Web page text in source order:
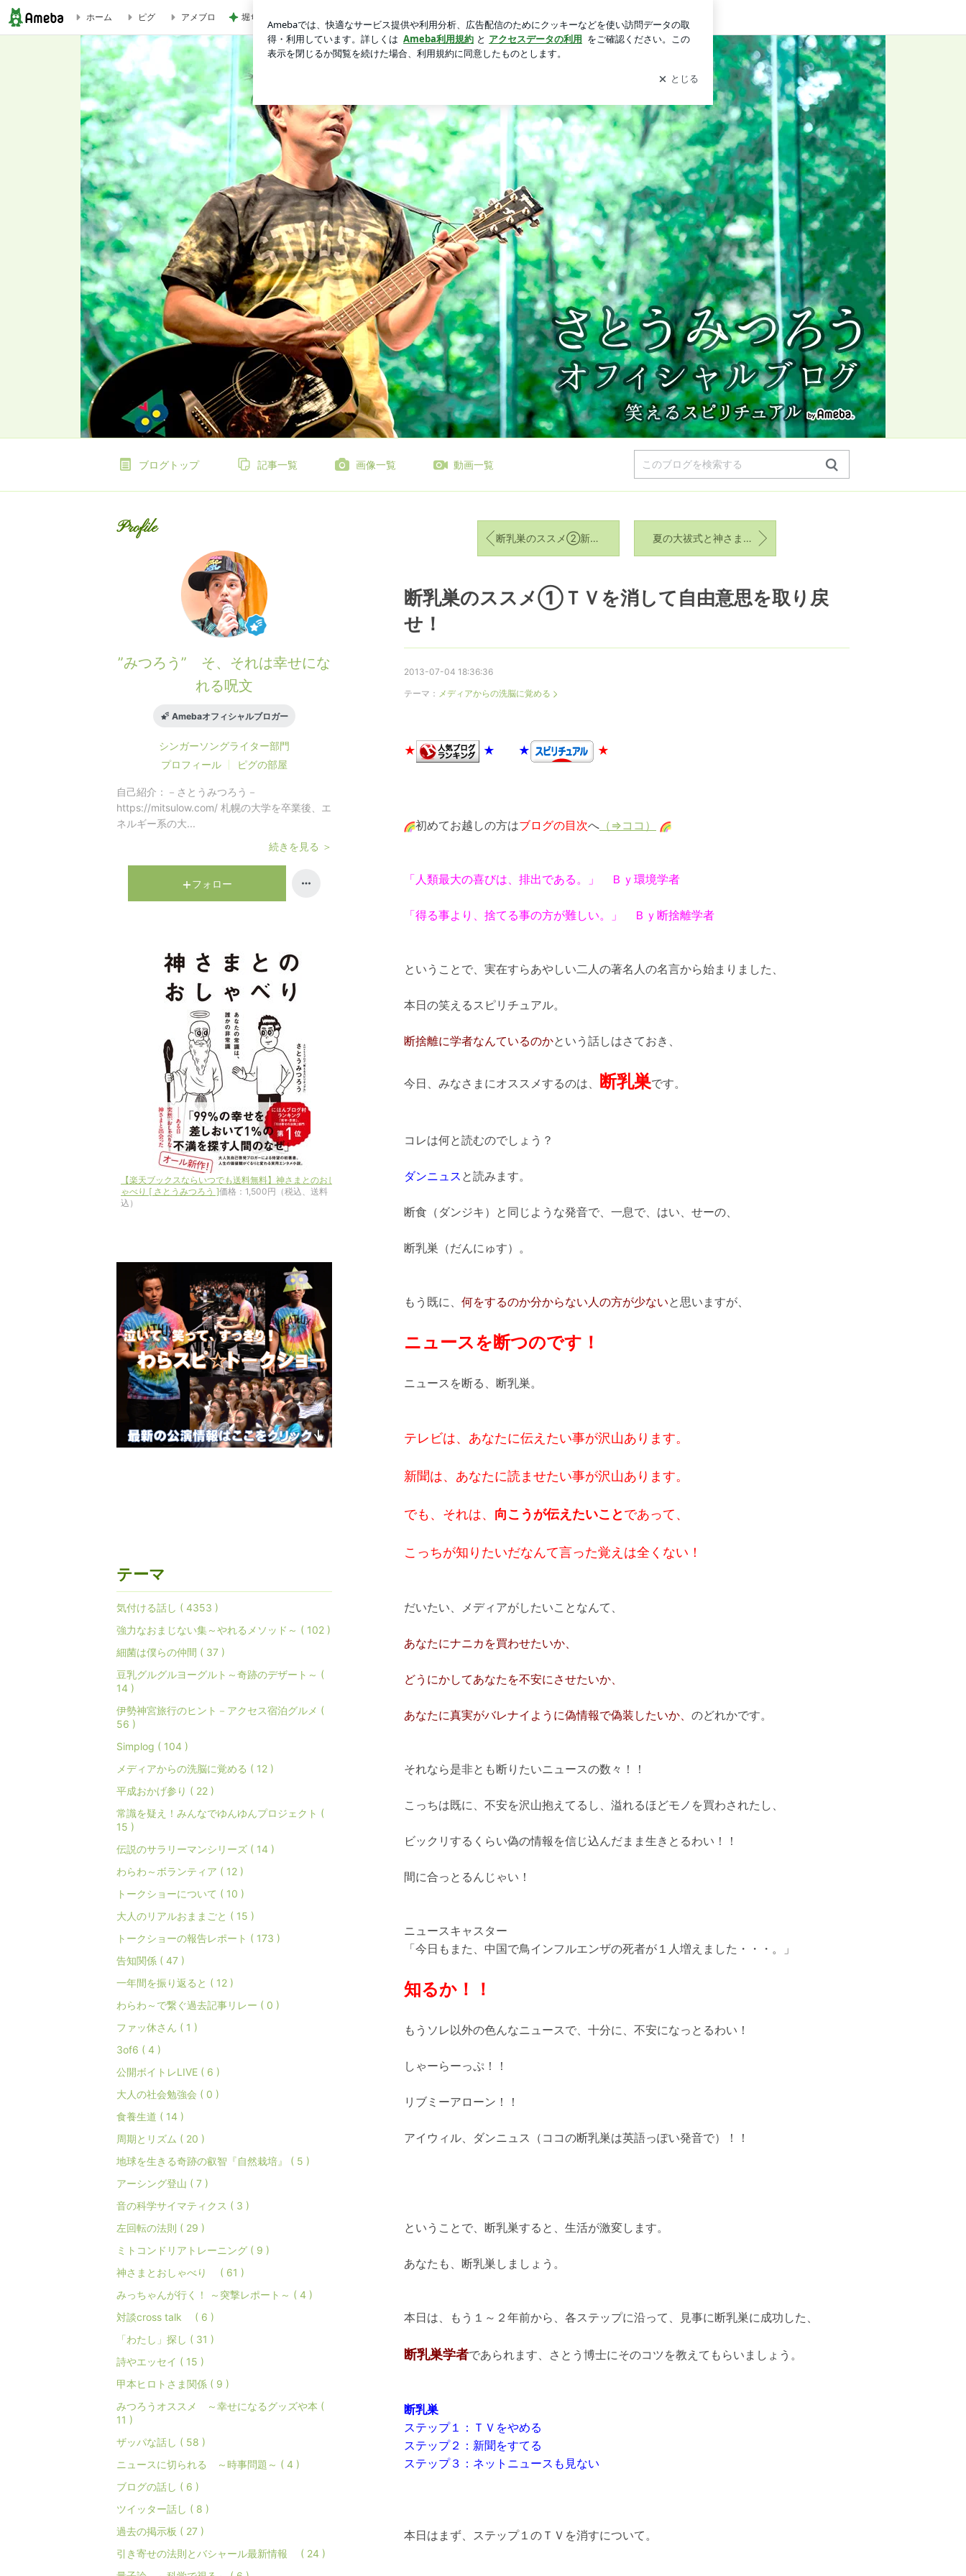
断乳巣のススメ①ＴＶを消して自由意思を取り戻せ！ | さとうみつろうオフィシャルブログ「笑えるスピリチュアル」Powered by Ameba
ホーム ピグ アメブロ 堀ちえみ 寝過ごし急いで家事 ログイン
ブログトップ 記事一覧 画像一覧 動画一覧
断乳巣のススメ②新聞を読むのを辞める 夏の大祓式と神さまの再誕
断乳巣のススメ①ＴＶを消して自由意思を取り戻
せ！
2013-07-04 18:36:36
テーマ： メディアからの洗脳に覚める
★ ★ ★ ★
初めてお越しの方はブログの目次へ （⇒ココ）
「人類最大の喜びは、排出である。」 Ｂｙ環境学者
「得る事より、捨てる事の方が難しい。」 Ｂｙ断捨離学者
ということで、 実在すらあやしい二人の著名人の名言から始まりました、
本日の笑えるスピリチュアル。
断捨離に学者なんているのかという話しはさておき、
今日、みなさまにオススメするのは、 断乳巣です。
コレは何と読むのでしょう？
ダンニュス と読みます。
断食（ダンジキ）と同じような発音で、一息で、はい、せーの、
断乳巣（だんにゅす）。
もう既に、 何をするのか分からない人の方が少ないと思いますが、
ニュースを断つのです！
ニュースを断る、断乳巣。
テレビは、あなたに伝えたい事が沢山あります。
新聞は、あなたに読ませたい事が沢山あります。
でも、それは、 向こうが伝えたいこと であって、
こっちが知りたいだなんて言った覚えは全くない！
だいたい、メディアがしたいことなんて、
あなたにナニカを買わせたいか、
どうにかしてあなたを不安にさせたいか、
あなたに真実がバレナイように偽情報で偽装したいか、 のどれかです。
それなら是非とも断りたいニュースの数々！！
こっちは既に、不安を沢山抱えてるし、 溢れるほどモノを買わされたし、
ビックリするくらい偽の情報を信じ込んだまま生きとるわい！！
間に合っとるんじゃい！
ニュースキャスター
「今日もまた、中国で鳥インフルエンザの死者が１人増えました・
・・。」
知るか！！
もうソレ以外の色んなニュースで、十分に、不安になっとるわい！
しゃーらーっぷ！！
リブミーアローン！！
アイウィル、ダンニュス（ココの断乳巣は英語っぽい発音で）！！
ということで、断乳巣すると、生活が激変します。
あなたも、断乳巣しましょう。
本日は、もう１～２年前から、各ステップに沿って、 見事に断乳巣に成功した、
断乳巣学者であられます、 さとう博士にそのコツを教えてもらいましょう。
断乳巣
ステップ１：ＴＶをやめる
ステップ２：新聞をすてる
ステップ３：ネットニュースも見ない
本日はまず、ステップ１のＴＶを消すについて。
Profile
”みつろう” そ、それは幸せにな
れる呪文
Amebaオフィシャルブロガー
シンガーソングライター部門
プロフィール
ピグの部屋
自己紹介： －さとうみつろう－
https://mitsulow.com/ 札幌の大学を卒業後、エ
ネルギー系の大...
続きを見る ＞
フォロー
【楽天ブックスならいつでも送料無料】神さまとのおし
ゃべり [ さとうみつろう ]価格：1,500円（税込、送料
込）
テーマ
気付ける話し ( 4353 )
強力なおまじない集～やれるメソッド～ ( 102 )
細菌は僕らの仲間 ( 37 )
豆乳グルグルヨーグルト～奇跡のデザート～ (
14 )
伊勢神宮旅行のヒント－アクセス宿泊グルメ (
56 )
Simplog ( 104 )
メディアからの洗脳に覚める ( 12 )
平成おかげ参り ( 22 )
常識を疑え！みんなでゆんゆんプロジェクト (
15 )
伝説のサラリーマンシリーズ ( 14 )
わらわ～ボランティア ( 12 )
トークショーについて ( 10 )
大人のリアルおままごと ( 15 )
トークショーの報告レポート ( 173 )
告知関係 ( 47 )
一年間を振り返ると ( 12 )
わらわ～で繋ぐ過去記事リレー ( 0 )
ファッ休さん ( 1 )
3of6 ( 4 )
公開ボイトレLIVE ( 6 )
大人の社会勉強会 ( 0 )
食養生道 ( 14 )
周期とリズム ( 20 )
地球を生きる奇跡の叡智『自然栽培』 ( 5 )
アーシング登山 ( 7 )
音の科学サイマティクス ( 3 )
左回転の法則 ( 29 )
ミトコンドリアトレーニング ( 9 )
神さまとおしゃべり ( 61 )
みっちゃんが行く！ ～突撃レポート～ ( 4 )
対談cross talk ( 6 )
「わたし」探し ( 31 )
詩やエッセイ ( 15 )
甲本ヒロトさま関係 ( 9 )
みつろうオススメ ～幸せになるグッズや本 (
11 )
ザッパな話し ( 58 )
ニュースに切られる ～時事問題～ ( 4 )
ブログの話し ( 6 )
ツイッター話し ( 8 )
過去の掲示板 ( 27 )
引き寄せの法則とバシャール最新情報 ( 24 )